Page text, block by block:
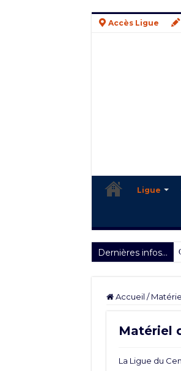
Accès Ligue
Ligue
Dernières infos...
Accueil /
Matériel
La Ligue du